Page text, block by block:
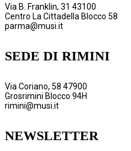
Via B. Franklin, 31 43100
Centro La Cittadella Blocco 58
parma@musi.it
SEDE DI RIMINI
Via Coriano, 58 47900
Grosrimini Blocco 94H
rimini@musi.it
NEWSLETTER